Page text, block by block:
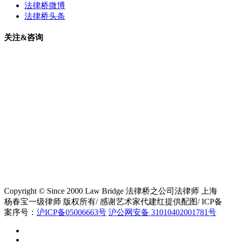
法律桥微博
法律桥头条
关注&咨询
Copyright © Since 2000 Law Bridge 法律桥之公司法律师 上海
杨春宝一级律师 版权所有/ 感谢艺术家代建红提供配图/ ICP备
案序号： 沪ICP备05006663号 沪公网安备 31010402001781号